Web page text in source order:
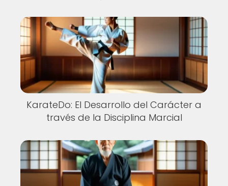
KarateDo: El Desarrollo del Carácter a
través de la Disciplina Marcial